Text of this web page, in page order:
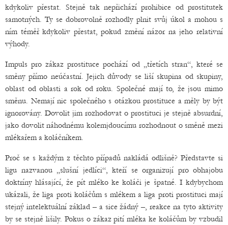
kdykoliv přestat. Stejně tak nepřichází prohibice od prostitutek
samotných. Ty se dobrovolně rozhodly plnit svůj úkol a mohou s
ním téměř kdykoliv přestat, pokud změní názor na jeho relativní
výhody.
Impuls pro zákaz prostituce pochází od „třetích stran“, které se
směny přímo neúčastní. Jejich důvody se liší skupina od skupiny,
oblast od oblasti a rok od roku. Společné mají to, že jsou mimo
směnu. Nemají nic společného s otázkou prostituce a měly by být
ignorovány. Dovolit jim rozhodovat o prostituci je stejně absurdní,
jako dovolit náhodnému kolemjdoucímu rozhodnout o směně mezi
mlékařem a koláčníkem.
Proč se s každým z těchto případů nakládá odlišně? Představte si
ligu nazvanou „slušní jedlíci“, kteří se organizují pro obhajobu
doktríny hlásající, že pít mléko ke koláči je špatné. I kdybychom
ukázali, že liga proti koláčům s mlékem a liga proti prostituci mají
stejný intelektuální základ – a sice žádný –, reakce na tyto aktivity
by se stejně lišily. Pokus o zákaz pití mléka ke koláčům by vzbudil